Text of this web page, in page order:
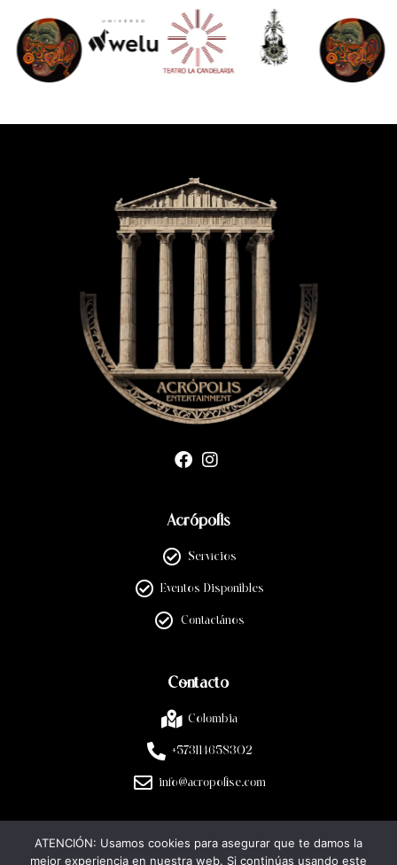
Acrópolis
Servicios
Eventos Disponibles
Contactános
Contacto
Colombia
+573114658302
info@acropolise.com
Legal
ATENCIÓN: Usamos cookies para asegurar que te damos la
mejor experiencia en nuestra web. Si continúas usando este